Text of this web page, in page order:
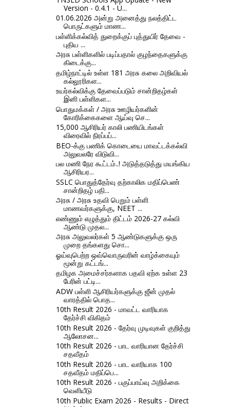
Version - 0.4.1 - U...
01.06.2026 அன்று அனைத்து நலத்திட்ட
பொருட்களும் மாண...
பள்ளிக்கல்வித் துறைக்குப் புத்துயிர் தேவை -
புதிய ...
அரசு பள்ளிகளில் படிப்பதால் குழந்தைகளுக்கு
கிடைக்கு...
தமிழ்நாட்டில் உள்ள 181 அரசு கலை அறிவியல்
கல்லூரிகள...
உயர்கல்விக்கு தேவைப்படும் சான்றிதழ்கள்
இனி பள்ளிகள...
பொதுமக்கள் / அரசு ஊழியர்களின்
கோரிக்கைகளை ஆய்வு செ...
15,000 ஆசிரியர் காலி பணியிடங்கள்
விரைவில் நிரப்பப்...
BEO-க்கு பணிக் கொடையை மாவட்டக்கல்வி
அலுவலரே விடுவி...
பல மணி நேர கூட்டம்..! அடுத்தடுத்து மயங்கிய
ஆசிரியர...
SSLC பொதுத்தேர்வு தற்காலிக மதிப்பெண்
சான்றிதழ் பதி...
அரசு / அரசு உதவி பெறும் பள்ளி
மாணவர்களுக்கு, NEET ...
எண்ணும் எழுத்தும் திட்டம் 2026-27 கல்வி
ஆண்டு முதல...
அரசு அலுவலர்கள் 5 ஆண்டுகளுக்கு ஒரு
முறை தங்களது சொ...
ஓய்வுபெற்ற ஒவ்வொருவரின் வாழ்க்கையும்
மூன்று கட்டங்...
தமிழக அமைச்சர்களாக பதவி ஏற்க உள்ள 23
பேரின் பட்டி...
ADW பள்ளி ஆசிரியர்களுக்கு ஜீன் முதல்
வாரத்தில் பொத...
10th Result 2026 - மாவட்ட வாரியாக
தேர்ச்சி விகிதம்
10th Result 2026 - தேர்வு முடிவுகள் குறித்து
ஆலோசன...
10th Result 2026 - பாட வாரியான தேர்ச்சி
சதவீதம்
10th Result 2026 - பாட வாரியாக 100
சதவீதம் மதிப்பெ...
10th Result 2026 - பகுப்பாய்வு அறிக்கை
வெளியீடு
10th Public Exam 2026 - Results - Direct